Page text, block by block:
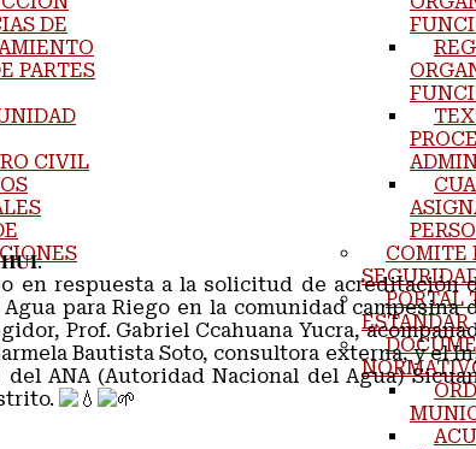
DE
PARTES
CIVIL
COMITE
PORTAL
ESTANDAR
en respuesta a la solicitud de acreditación
para Riego en la comunidad campesina
Prof. Gabriel Ccahuana Yucra,
Bautista Soto, consultora externa, y el
ANA (Autoridad Nacional del Agua)